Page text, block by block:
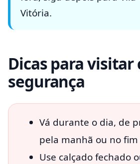
Vitória.
Dicas para visitar
segurança
Vá durante o dia, de
pela manhã ou no
Use calçado fechado